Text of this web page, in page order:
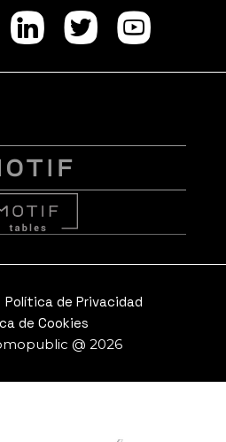
Política de Privacidad
de Cookies
@ 2026